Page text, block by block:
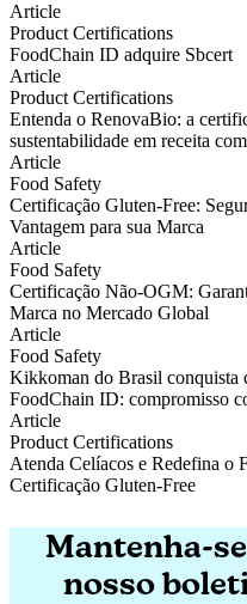
Article
Product Certifications
FoodChain ID adquire Sbcert
FoodChain ID adquire Sbcert
Article
Product Certifications
Entenda o RenovaBio: a
sustentabilidade em receita
Entenda o RenovaBio: a
Article
Food Safety
Certificação Gluten-Free:
Vantagem para sua Marca
Certificação Gluten-Free:
Article
Food Safety
Certificação Não-OGM:
Marca no Mercado Global
Certificação Não-OGM:
Article
Food Safety
Kikkoman do Brasil conquista
FoodChain ID: compromisso
Kikkoman do Brasil conquista
Article
Product Certifications
Atenda Celíacos e Redefina o
Certificação Gluten-Free
Mantenha-
nosso